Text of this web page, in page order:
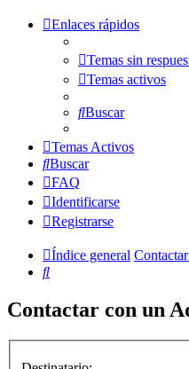
Enlaces rápidos
Temas sin
Temas activos
Buscar
Temas Activos
Buscar
FAQ
Identificarse
Registrarse
Índice general
Buscar
Contactar con un